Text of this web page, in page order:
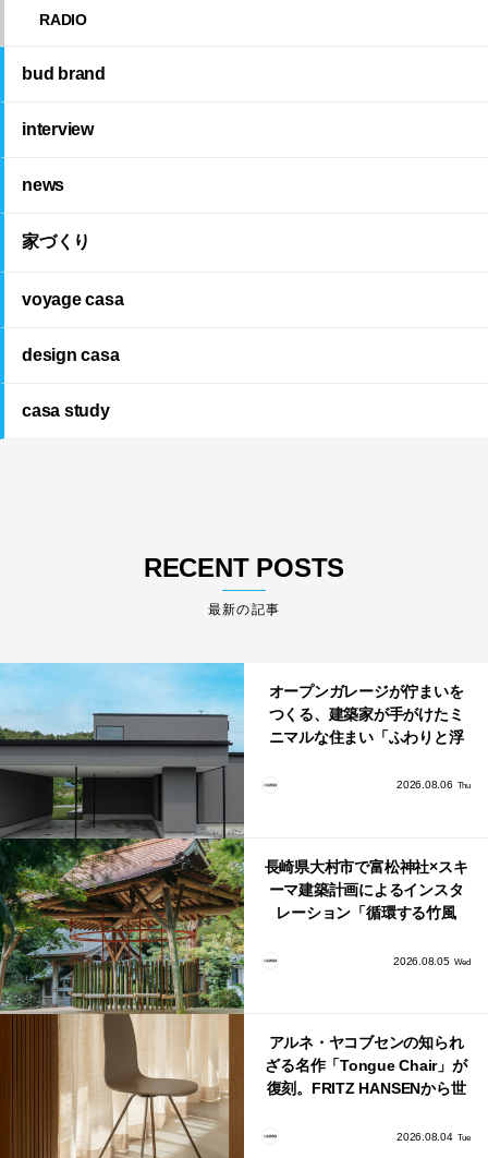
RADIO
bud brand
interview
news
家づくり
voyage casa
design casa
casa study
RECENT POSTS
最新の記事
オープンガレージが佇まいを
つくる、建築家が手がけたミ
ニマルな住まい「ふわりと浮
2026.08.06 Thu
長崎県大村市で富松神社×スキ
ーマ建築計画によるインスタ
レーション「循環する竹風
2026.08.05 Wed
アルネ・ヤコブセンの知られ
ざる名作「Tongue Chair」が
復刻。FRITZ HANSENから世
2026.08.04 Tue